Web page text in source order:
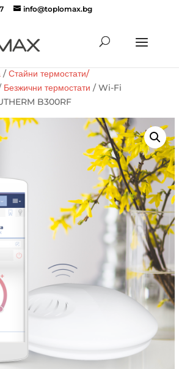
info@toplomax.bg
/Стайни термостати/
Безжични термостати / Wi-Fi
B300RF